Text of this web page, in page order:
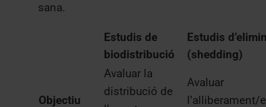
sana.
Estudis de
biodistribució
Estudis
(shedding)
Objectiu
Avaluar la
distribució de
Avaluar
l’alliberament/